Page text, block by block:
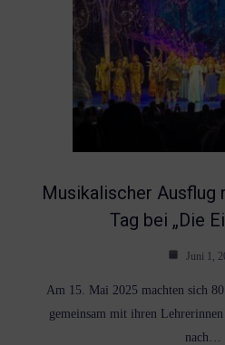
Musikalischer Ausflug
Tag bei „Die
Juni 1,
Am 15. Mai 2025 machten sich
gemeinsam mit ihren
nach…